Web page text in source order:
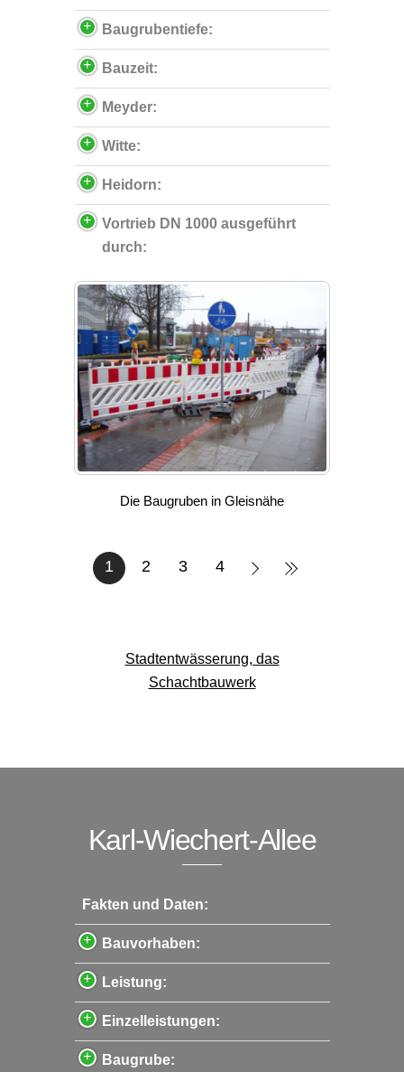
Baugrubentiefe:
Bauzeit:
Meyder:
Witte:
Heidorn:
Vortrieb DN 1000 ausgeführt
durch:
Die Baugruben in Gleisnähe
1 2 3 4
Stadtentwässerung, das
Schachtbauwerk
Karl-Wiechert-Allee
Fakten und Daten:
Bauvorhaben:
Leistung:
Einzelleistungen:
Baugrube: